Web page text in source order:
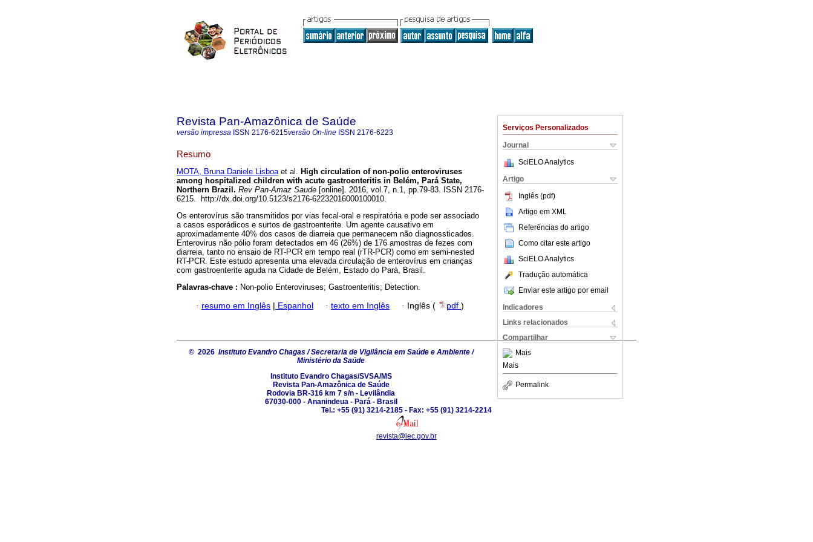
Serviços Personalizados
Journal
SciELO Analytics
Artigo
Inglês (pdf)
Artigo em XML
Referências do artigo
Como citar este artigo
SciELO Analytics
Tradução automática
Enviar este artigo por email
Indicadores
Links relacionados
Compartilhar
Mais
Mais
Permalink
Revista Pan-Amazônica de Saúde
versão impressa ISSN 2176-6215versão On-line ISSN 2176-6223
Resumo
MOTA, Bruna Daniele Lisboaet al. High circulation of non-polio enteroviruses
among hospitalized children with acute gastroenteritis in Belém, Pará State,
Northern Brazil. Rev Pan-Amaz Saude [online]. 2016, vol.7, n.1, pp.79-83. ISSN 2176-
6215. http://dx.doi.org/10.5123/s2176-62232016000100010.
Os enterovírus são transmitidos por vias fecal-oral e respiratória e pode ser associado
a casos esporádicos e surtos de gastroenterite. Um agente causativo em
aproximadamente 40% dos casos de diarreia que permanecem não diagnossticados.
Enterovirus não pólio foram detectados em 46 (26%) de 176 amostras de fezes com
diarreia, tanto no ensaio de RT-PCR em tempo real (rTR-PCR) como em semi-nested
RT-PCR. Este estudo apresenta uma elevada circulação de enterovírus em crianças
com gastroenterite aguda na Cidade de Belém, Estado do Pará, Brasil.
Palavras-chave : Non-polio Enteroviruses; Gastroenteritis; Detection.
· resumo em Inglês | Espanhol · texto em Inglês · Inglês ( pdf )
© 2026 Instituto Evandro Chagas / Secretaria de Vigilância em Saúde e Ambiente /
Ministério da Saúde
Instituto Evandro Chagas/SVSA/MS
Revista Pan-Amazônica de Saúde
Rodovia BR-316 km 7 s/n - Levilândia
67030-000 - Ananindeua - Pará - Brasil
Tel.: +55 (91) 3214-2185 - Fax: +55 (91) 3214-2214
revista@iec.gov.br